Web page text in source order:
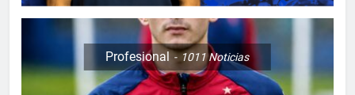
Profesional 1011Noticias